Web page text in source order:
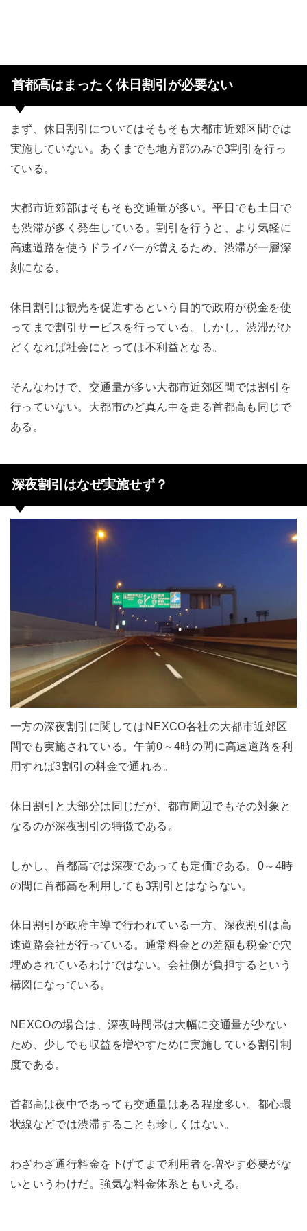
首都高はまったく休日割引が必要ない
まず、休日割引についてはそもそも大都市近郊区間では
実施していない。あくまでも地方部のみで3割引を行っ
ている。
大都市近郊部はそもそも交通量が多い。平日でも土日で
も渋滞が多く発生している。割引を行うと、より気軽に
高速道路を使うドライバーが増えるため、渋滞が一層深
刻になる。
休日割引は観光を促進するという目的で政府が税金を使
ってまで割引サービスを行っている。しかし、渋滞がひ
どくなれば社会にとっては不利益となる。
そんなわけで、交通量が多い大都市近郊区間では割引を
行っていない。大都市のど真ん中を走る首都高も同じで
ある。
深夜割引はなぜ実施せず？
一方の深夜割引に関してはNEXCO各社の大都市近郊区
間でも実施されている。午前0～4時の間に高速道路を利
用すれば3割引の料金で通れる。
休日割引と大部分は同じだが、都市周辺でもその対象と
なるのが深夜割引の特徴である。
しかし、首都高では深夜であっても定価である。0～4時
の間に首都高を利用しても3割引とはならない。
休日割引が政府主導で行われている一方、深夜割引は高
速道路会社が行っている。通常料金との差額も税金で穴
埋めされているわけではない。会社側が負担するという
構図になっている。
NEXCOの場合は、深夜時間帯は大幅に交通量が少ない
ため、少しでも収益を増やすために実施している割引制
度である。
首都高は夜中であっても交通量はある程度多い。都心環
状線などでは渋滞することも珍しくはない。
わざわざ通行料金を下げてまで利用者を増やす必要がな
いというわけだ。強気な料金体系ともいえる。